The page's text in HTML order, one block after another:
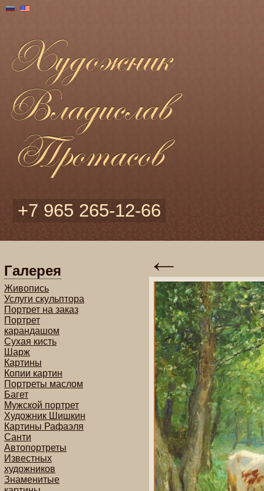
+7 965 265-12-66
Галерея
Живопись
Услуги скульптора
Портрет на заказ
Портрет
карандашом
Сухая кисть
Шарж
Картины
Копии картин
Портреты маслом
Багет
Мужской портрет
Художник Шишкин
Картины Рафаэля
Санти
Автопортреты
Известных
художников
Знаменитые